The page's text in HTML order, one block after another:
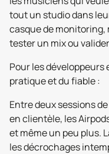
tout un studio dans
casque de
tester un mix ou
Pour les
pratique et du fiable :
Entre deux sessions
en clientèle, les
et même un peu plus.
les décrochages